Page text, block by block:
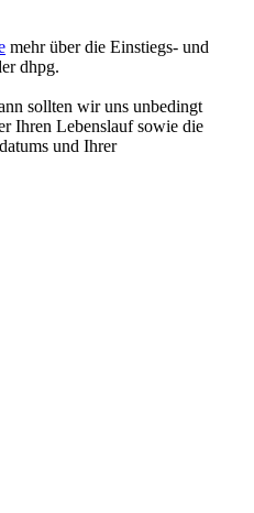
mehr über die Einstiegs- und
dhpg.
sollten wir uns unbedingt
Ihren Lebenslauf sowie die
und Ihrer